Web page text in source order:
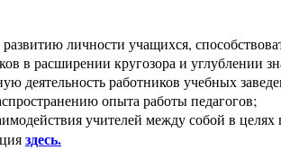
развитию личности учащихся,
в расширении кругозора и углублении
деятельность работников учебных
опыта работы педагогов;
учителей между собой в
здесь.